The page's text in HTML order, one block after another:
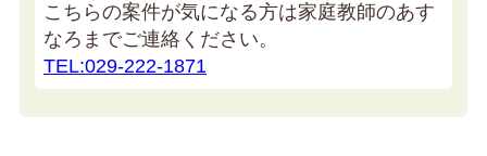
こちらの案件が気になる方は家庭教師のあす
なろまでご連絡ください。
TEL:029-222-1871